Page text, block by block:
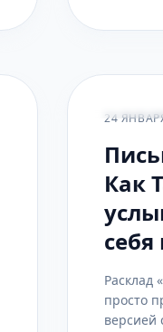
24
Как
Расклад
просто
версией